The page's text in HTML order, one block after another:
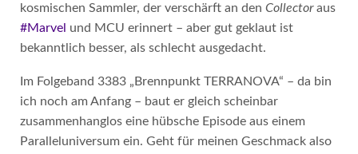
kosmischen Sammler, der verschärft an den Collectoraus
#Marvel und MCU erinnert – aber gut geklaut ist
bekanntlich besser, als schlecht ausgedacht.
Im Folgeband 3383 „Brennpunkt TERRANOVA“ – da bin
ich noch am Anfang – baut er gleich scheinbar
zusammenhanglos eine hübsche Episode aus einem
Paralleluniversum ein. Geht für meinen Geschmack also